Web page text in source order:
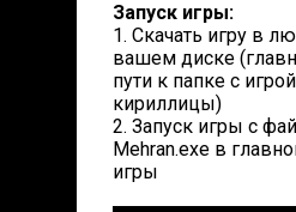
Запуск игры:
1. Скачать игру в
вашем диске
пути к папке с
кириллицы)
2. Запуск игры с
Mehran.exe в
игры